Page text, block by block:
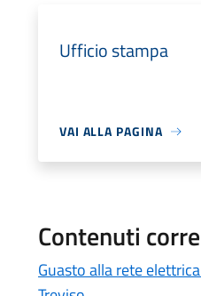
Ufficio stampa
VAI ALLA PAGINA
Contenuti
Guasto alla rete